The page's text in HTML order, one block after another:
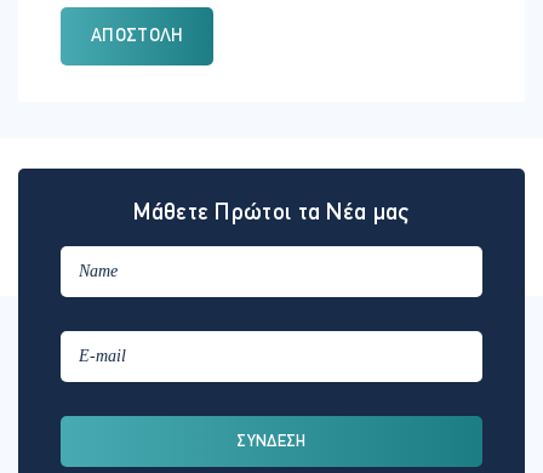
ΑΠΟΣΤΟΛΉ
Μάθετε Πρώτοι τα Νέα μας
ΣΥΝΔΕΣΗ